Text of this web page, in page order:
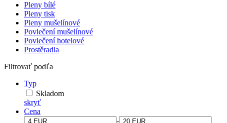
Pleny bílé
Pleny tisk
Pleny mušelínové
Povlečení mušelínové
Povlečení hotelové
Prostěradla
Filtrovať podľa
Typ
Skladom
skryť
Cena
-